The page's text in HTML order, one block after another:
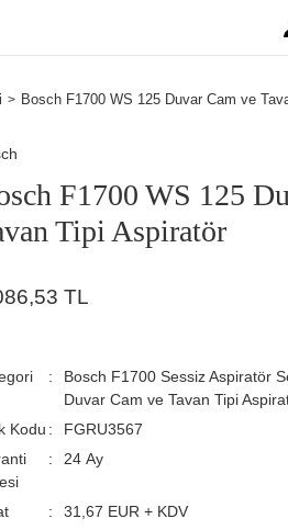
Bosch F1700 WS 125 Duvar Cam ve
F1700 WS 125
Tipi Aspiratör
TL
Bosch F1700 Sessiz Aspiratör
Duvar Cam ve Tavan Tipi
Kodu
FGRU3567
24 Ay
31,67 EUR + KDV